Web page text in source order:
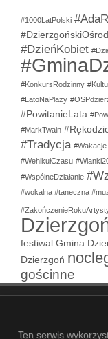
#1000LatPolski
#DzieńKobiet
#KonkursRodzinny
#LatoNaPlaży
#PowitanieLata
#MarkTwain
#Tradycja
#WehikułCzasu
#WspólneDziałanie
#wokalna #taneczna
festiwal Gmina
Dzierzgoń
gościnne
COPYRIGHT ©
Ten serwis